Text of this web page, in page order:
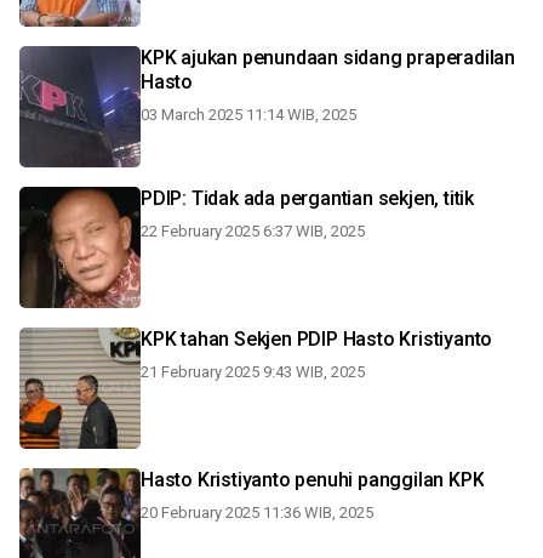
KPK ajukan penundaan sidang praperadilan
Hasto
03 March 2025 11:14 WIB, 2025
PDIP: Tidak ada pergantian sekjen, titik
22 February 2025 6:37 WIB, 2025
KPK tahan Sekjen PDIP Hasto Kristiyanto
21 February 2025 9:43 WIB, 2025
Hasto Kristiyanto penuhi panggilan KPK
20 February 2025 11:36 WIB, 2025